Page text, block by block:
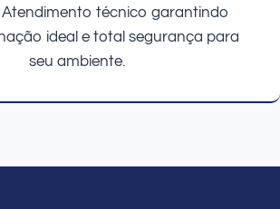
Atendimento técnico garantindo
ideal e total segurança para
seu ambiente.